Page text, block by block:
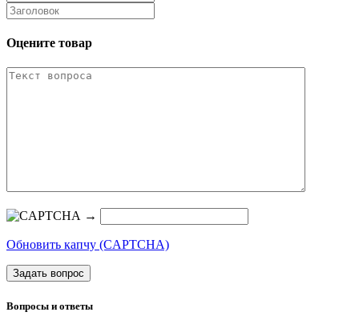
Оцените товар
→
Обновить капчу (CAPTCHA)
Задать вопрос
Вопросы и ответы